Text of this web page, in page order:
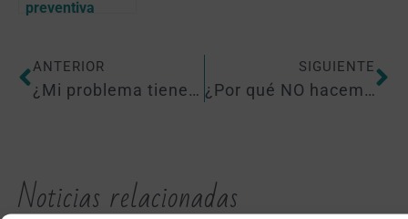
preventiva
ANTERIOR
¿Mi problema tiene solución?
SIGUIENTE
¿Por qué NO hacemos Constelaciones Familiares?
Noticias relacionadas